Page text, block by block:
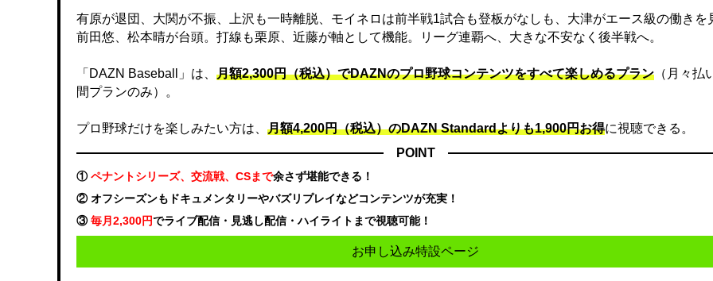
有原が退団、大関が不振、上沢も一時離脱、モイネロは前半戦1試合も登板がなしも、大津がエース級の働きを
前田悠、松本晴が台頭。打線も栗原、近藤が軸として機能。リーグ連覇へ、大きな不安なく後半戦へ。
「DAZN Baseball」は、 月額2,300円（税込）でDAZNのプロ野球コンテンツをすべて楽しめるプラン （月々払
間プランのみ）。
プロ野球だけを楽しみたい方は、 月額4,200円（税込）のDAZN Standard​よりも1,900円お得に視聴できる。
POINT
①ペナントシリーズ、交流戦、CSまで余さず堪能できる！
② オフシーズンもドキュメンタリーやバズリプレイなどコンテンツが充実！
③毎月2,300円でライブ配信・見逃し配信・ハイライトまで視聴可能！
お申し込み特設ページ